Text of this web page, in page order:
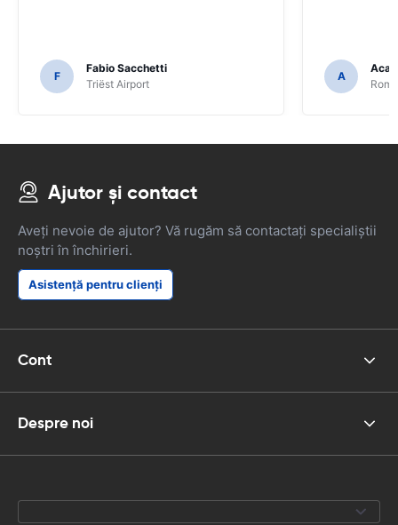
F
Fabio Sacchetti
Triëst Airport
A
Ajutor și contact
Aveți nevoie de ajutor? Vă rugăm să contactați specialiștii
noștri în închirieri.
Asistență pentru clienți
Cont
Despre noi